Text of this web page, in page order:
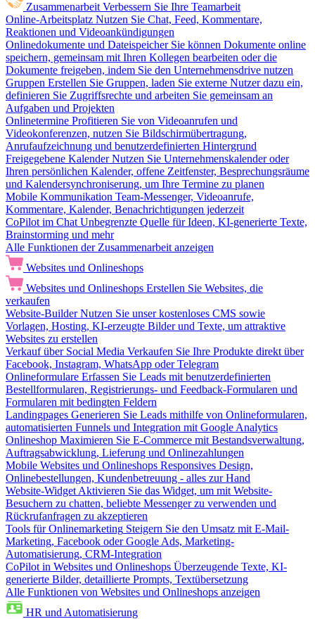
Zusammenarbeit Verbessern Sie Ihre Teamarbeit
Online-Arbeitsplatz Nutzen Sie Chat, Feed, Kommentare,
Reaktionen und Videoankündigungen
Onlinedokumente und Dateispeicher Sie können Dokumente online
speichern, gemeinsam mit Ihren Kollegen bearbeiten oder die
Dokumente freigeben, indem Sie den Unternehmensdrive nutzen
Gruppen Erstellen Sie Gruppen, laden Sie externe Nutzer dazu ein,
definieren Sie Zugriffsrechte und arbeiten Sie gemeinsam an
Aufgaben und Projekten
Onlinetermine Profitieren Sie von Videoanrufen und
Videokonferenzen, nutzen Sie Bildschirmübertragung,
Anrufaufzeichnung und benutzerdefinierten Hintergrund
Freigegebene Kalender Nutzen Sie Unternehmenskalender oder
Ihren persönlichen Kalender, offene Zeitfenster, Besprechungsräume
und Kalendersynchroniserung, um Ihre Termine zu planen
Mobile Kommunikation Team-Messenger, Videoanrufe,
Kommentare, Kalender, Benachrichtigungen jederzeit
CoPilot im Chat Unbegrenzte Quelle für Ideen, KI-generierte Texte,
Brainstorming und mehr
Alle Funktionen der Zusammenarbeit anzeigen
Websites und Onlineshops
Websites und Onlineshops Erstellen Sie Websites, die
verkaufen
Website-Builder Nutzen Sie unser kostenloses CMS sowie
Vorlagen, Hosting, KI-erzeugte Bilder und Texte, um attraktive
Websites zu erstellen
Verkauf über Social Media Verkaufen Sie Ihre Produkte direkt über
Facebook, Instagram, WhatsApp oder Telegram
Onlineformulare Erfassen Sie Leads mit benutzerdefinierten
Bestellformularen, Registrierungs- und Feedback-Formularen und
Formularen mit bedingten Feldern
Landingpages Generieren Sie Leads mithilfe von Onlineformularen,
automatisierten Funnels und Integration mit Google Analytics
Onlineshop Maximieren Sie E-Commerce mit Bestandsverwaltung,
Auftragsabwicklung, Lieferung und Onlinezahlungen
Mobile Websites und Onlineshops Responsives Design,
Onlinebestellungen, Kundenbetreuung - alles zur Hand
Website-Widget Aktivieren Sie das Widget, um mit Website-
Besuchern zu chatten, beliebte Messenger zu verwenden und
Rückrufanfragen zu akzeptieren
Tools für Onlinemarketing Steigern Sie den Umsatz mit E-Mail-
Marketing, Facebook oder Google Ads, Marketing-
Automatisierung, CRM-Integration
CoPilot in Websites und Onlineshops Überzeugende Texte, KI-
generierte Bilder, detaillierte Prompts, Textübersetzung
Alle Funktionen von Websites und Onlineshops anzeigen
HR und Automatisierung